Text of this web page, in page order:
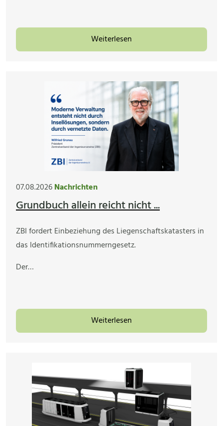
Weiterlesen
07.08.2026Nachrichten
Grundbuch allein reicht nicht ...
ZBI fordert Einbeziehung des Liegenschaftskatasters in
das Identifikationsnummerngesetz.
Der…
Weiterlesen